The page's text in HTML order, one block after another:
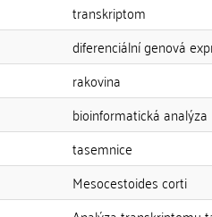
transkriptom
diferenciální genová
rakovina
bioinformatická analýza
tasemnice
Mesocestoides corti